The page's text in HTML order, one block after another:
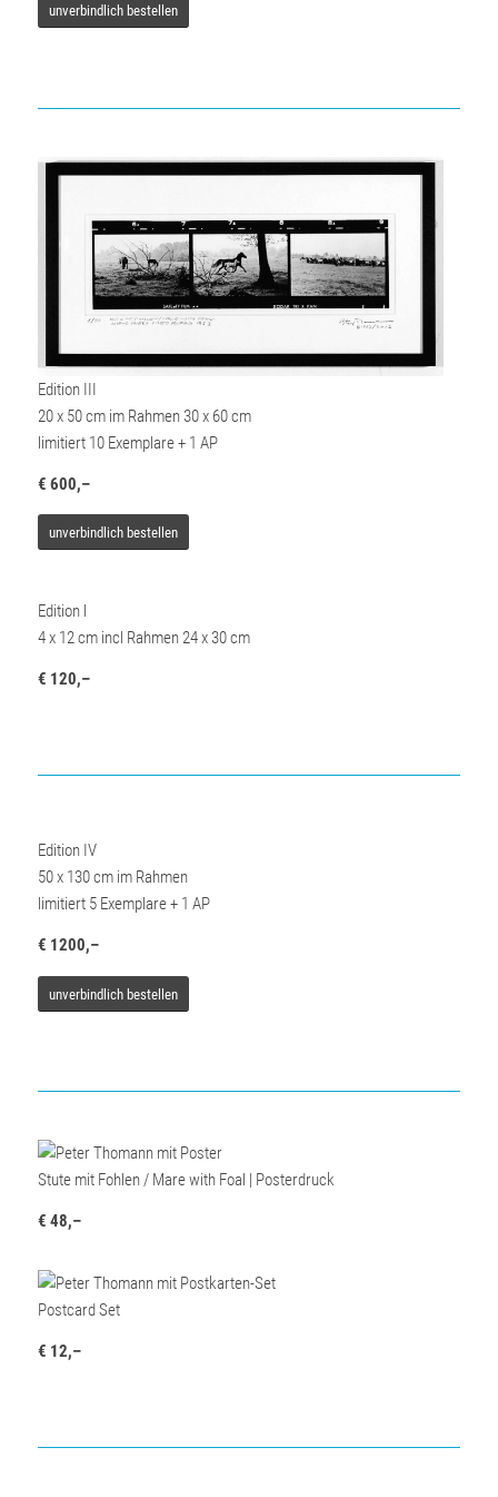
unverbindlich bestellen
Edition III
20 x 50 cm im Rahmen 30 x 60 cm
limitiert 10 Exemplare + 1 AP
€ 600,–
unverbindlich bestellen
Edition l
4 x 12 cm incl Rahmen 24 x 30 cm
€ 120,–
Edition IV
50 x 130 cm im Rahmen
limitiert 5 Exemplare + 1 AP
€ 1200,–
unverbindlich bestellen
Stute mit Fohlen / Mare with Foal | Posterdruck
€ 48,–
Postcard Set
€ 12,–